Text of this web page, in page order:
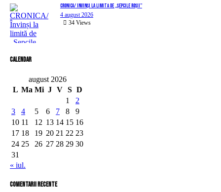
CRONICA/ Învinși la limită de „Șepcile Roșii”
4 august 2026
34 Views
Calendar
august 2026
L Ma Mi J V S D
1
2
3
4 5 6 7 8
9
10 11 12 13 14 15 16
17 18 19 20 21 22 23
24 25 26 27 28 29 30
31
« iul.
comentarii recente